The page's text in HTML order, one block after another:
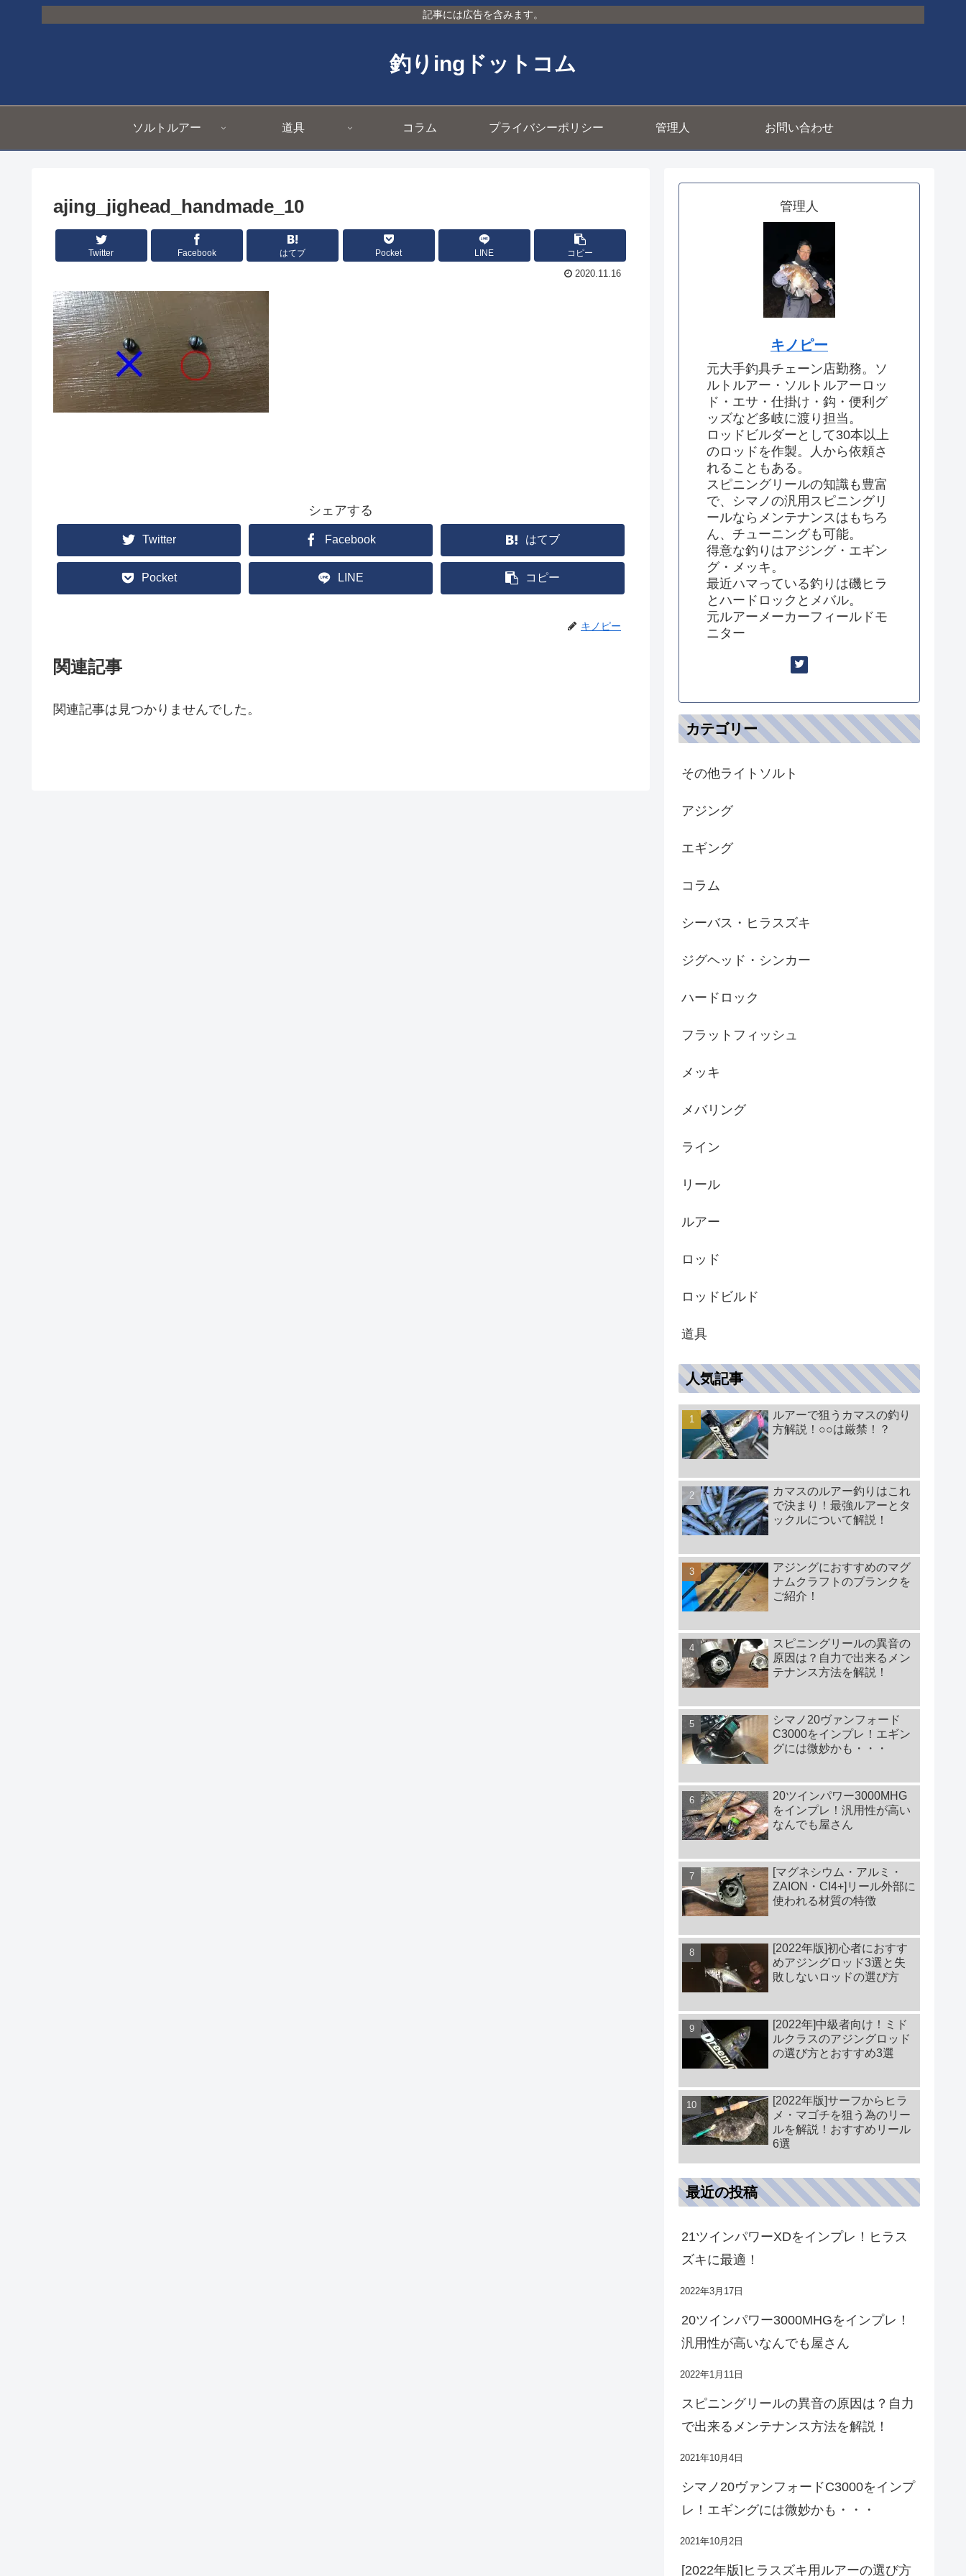
記事には広告を含みます。
釣りingドットコム
ソルトルアー 道具 コラム プライバシーポリシー 管理人 お問い合わせ
ajing_jighead_handmade_10
Twitter Facebook はてブ Pocket LINE コピー
2020.11.16
シェアする
Twitter Facebook はてブ
Pocket LINE コピー
キノピー
関連記事
関連記事は見つかりませんでした。
管理人
キノピー
元大手釣具チェーン店勤務。ソ
ルトルアー・ソルトルアーロッ
ド・エサ・仕掛け・鈎・便利グ
ッズなど多岐に渡り担当。
ロッドビルダーとして30本以上
のロッドを作製。人から依頼さ
れることもある。
スピニングリールの知識も豊富
で、シマノの汎用スピニングリ
ールならメンテナンスはもちろ
ん、チューニングも可能。
得意な釣りはアジング・エギン
グ・メッキ。
最近ハマっている釣りは磯ヒラ
とハードロックとメバル。
元ルアーメーカーフィールドモ
ニター
カテゴリー
その他ライトソルト
アジング
エギング
コラム
シーバス・ヒラスズキ
ジグヘッド・シンカー
ハードロック
フラットフィッシュ
メッキ
メバリング
ライン
リール
ルアー
ロッド
ロッドビルド
道具
人気記事
ルアーで狙うカマスの釣り
方解説！○○は厳禁！？
カマスのルアー釣りはこれ
で決まり！最強ルアーとタ
ックルについて解説！
アジングにおすすめのマグ
ナムクラフトのブランクを
ご紹介！
スピニングリールの異音の
原因は？自力で出来るメン
テナンス方法を解説！
シマノ20ヴァンフォード
C3000をインプレ！エギン
グには微妙かも・・・
20ツインパワー3000MHG
をインプレ！汎用性が高い
なんでも屋さん
[マグネシウム・アルミ・
ZAION・CI4+]リール外部に
使われる材質の特徴
[2022年版]初心者におすす
めアジングロッド3選と失
敗しないロッドの選び方
[2022年]中級者向け！ミド
ルクラスのアジングロッド
の選び方とおすすめ3選
[2022年版]サーフからヒラ
メ・マゴチを狙う為のリー
ルを解説！おすすめリール
6選
最近の投稿
21ツインパワーXDをインプレ！ヒラス
ズキに最適！
2022年3月17日
20ツインパワー3000MHGをインプレ！
汎用性が高いなんでも屋さん
2022年1月11日
スピニングリールの異音の原因は？自力
で出来るメンテナンス方法を解説！
2021年10月4日
シマノ20ヴァンフォードC3000をインプ
レ！エギングには微妙かも・・・
2021年10月2日
[2022年版]ヒラスズキ用ルアーの選び方